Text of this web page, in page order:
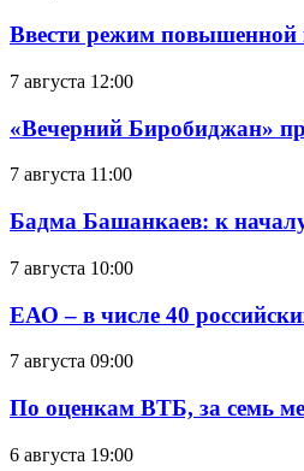
Ввести режим повышенной
7 августа 12:00
«Вечерний Биробиджан»
7 августа 11:00
Бадма Башанкаев: к
7 августа 10:00
ЕАО – в числе 40
7 августа 09:00
По оценкам ВТБ, за семь
6 августа 19:00